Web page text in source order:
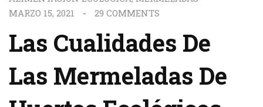
MARZO 15, 2021
29 COMMENTS
Las Cualidades De
Las Mermeladas De